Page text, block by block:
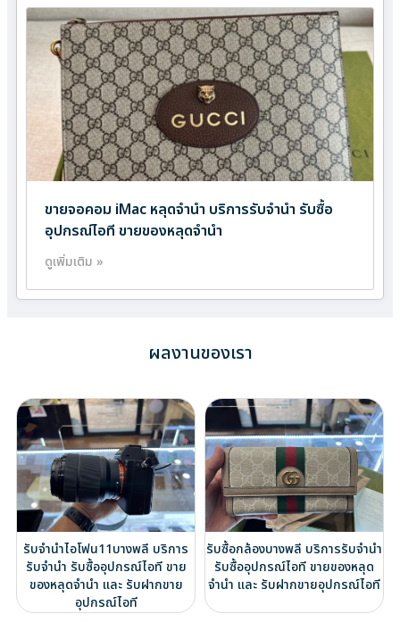
ขายจอคอม iMac หลุดจำนำ บริการรับจำนำ รับซื้อ
อุปกรณ์ไอที ขายของหลุดจำนำ
ดูเพิ่มเติม »
ผลงานของเรา
รับจำนำไอโฟน11บางพลี บริการ
รับจำนำ รับซื้ออุปกรณ์ไอที ขาย
ของหลุดจำนำ และ รับฝากขาย
อุปกรณ์ไอที
รับซื้อกล้องบางพลี บริการรับจำนำ
รับซื้ออุปกรณ์ไอที ขายของหลุด
จำนำ และ รับฝากขายอุปกรณ์ไอที